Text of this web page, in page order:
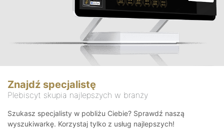
Znajdź specjalistę
Plebiscyt skupia najlepszych w branży
Szukasz specjalisty w pobliżu Ciebie? Sprawdź naszą
wyszukiwarkę. Korzystaj tylko z usług najlepszych!